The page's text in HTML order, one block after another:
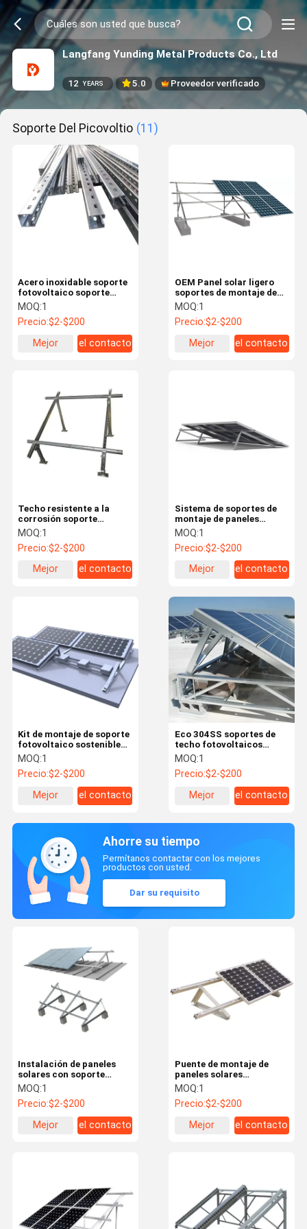
Langfang Yunding Metal Products Co., Ltd
12 YEARS 5.0 Proveedor verificado
Soporte Del Picovoltio (11)
Acero inoxidable soporte
fotovoltaico soporte
fotovoltaico ajustable
panel solar montaje
resistente a la corrosión
MOQ:1
Precio:$2-$200
Mejor
el contacto
OEM Panel solar ligero
soportes de montaje de
techo de trabajo pesado
MOQ:1
Precio:$2-$200
Mejor
el contacto
Techo resistente a la
corrosión soporte
fotovoltaico soporte de
acero inoxidable tierra
montada para panel solar
MOQ:1
Precio:$2-$200
Mejor
el contacto
Sistema de soportes de
montaje de paneles
solares fotovoltaicos
terrestres universales
MOQ:1
Precio:$2-$200
Mejor
el contacto
Kit de montaje de soporte
fotovoltaico sostenible
para paneles solares ODM
MOQ:1
Precio:$2-$200
Mejor
el contacto
Eco 304SS soportes de
techo fotovoltaicos
paneles solares
montantes de techo OEM
MOQ:1
Precio:$2-$200
Mejor
el contacto
Ahorre su tiempo
Permítanos contactar con los mejores
productos con usted.
Dar su requisito
Puente de montaje de
paneles solares
fotovoltaicos soportes de
montaje techo plano
316SS
MOQ:1
Precio:$2-$200
Mejor
el contacto
Instalación de paneles
solares con soporte
fotovoltaico soporte
flexible para techo de
metal corrugado
MOQ:1
Precio:$2-$200
Mejor
el contacto